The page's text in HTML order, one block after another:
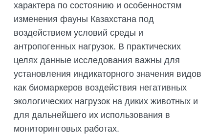
характера по состоянию и особенностям
изменения фауны Казахстана под
воздействием условий среды и
антропогенных нагрузок. В практических
целях данные исследования важны для
установления индикаторного значения видов
как биомаркеров воздействия негативных
экологических нагрузок на диких животных и
для дальнейшего их использования в
мониторинговых работах.